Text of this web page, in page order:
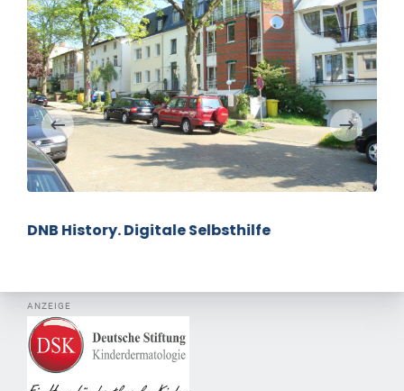
DNB History. Digitale Selbsthilfe
ANZEIGE